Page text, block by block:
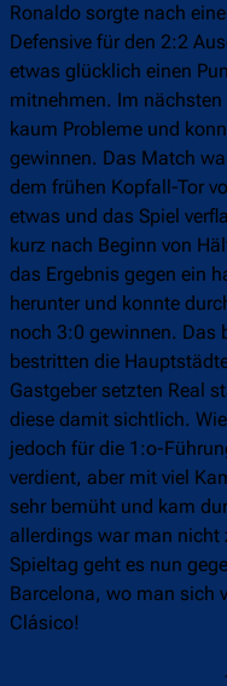
Ronaldo sorgte nach
Defensive für den 2:2
etwas glücklich einen
mitnehmen. Im
kaum Probleme und
gewinnen. Das Match
dem frühen Kopfall-Tor
etwas und das Spiel
kurz nach Beginn von
das Ergebnis gegen ein
herunter und konnte
noch 3:0 gewinnen. Das
bestritten die
Gastgeber setzten Real
diese damit sichtlich.
jedoch für die 1:o-
verdient, aber mit viel
sehr bemüht und kam
allerdings war man nicht
Spieltag geht es nun
Barcelona, wo man sich
Clásico!